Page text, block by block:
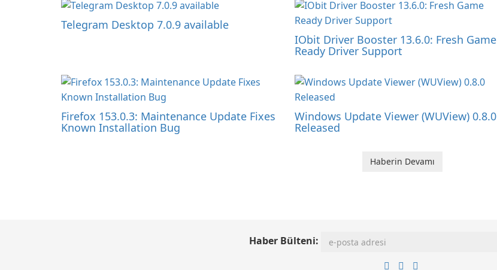
Telegram Desktop 7.0.9 available
IObit Driver Booster 13.6.0: Fresh Game
Ready Driver Support
Firefox 153.0.3: Maintenance Update Fixes
Known Installation Bug
Windows Update Viewer (WUView) 0.8.0
Released
Haberin Devamı
Haber Bülteni: